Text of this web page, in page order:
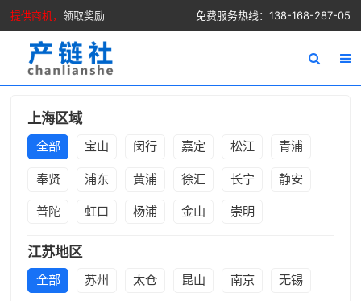
提供商机，领取奖励 免费服务热线：138-168-287-05
上海区域
全部 宝山 闵行 嘉定 松江 青浦
奉贤 浦东 黄浦 徐汇 长宁 静安
普陀 虹口 杨浦 金山 崇明
江苏地区
全部 苏州 太仓 昆山 南京 无锡